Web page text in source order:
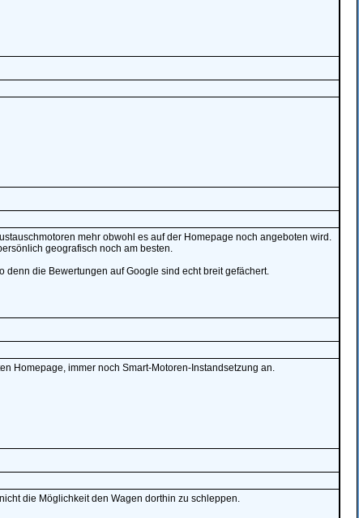
mehr obwohl es auf der Homepage noch angeboten wird.
geografisch noch am besten.
denn die Bewertungen auf Google sind echt breit gefächert.
Homepage, immer noch Smart-Motoren-Instandsetzung an.
die Möglichkeit den Wagen dorthin zu schleppen.